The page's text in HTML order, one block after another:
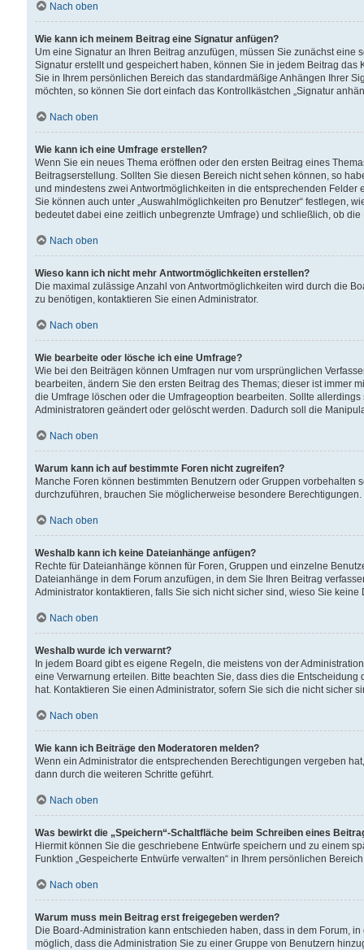
Nach oben
Wie kann ich meinem Beitrag eine Signatur anfügen?
Um eine Signatur an Ihren Beitrag anzufügen, müssen Sie zunächst
Signatur erstellt und gespeichert haben, können Sie in jedem Beitrag
Sie in Ihrem persönlichen Bereich das standardmäßige Anhängen Ihrer
möchten, so können Sie dort einfach das Kontrollkästchen „Signatur
Nach oben
Wie kann ich eine Umfrage erstellen?
Wenn Sie ein neues Thema eröffnen oder den ersten Beitrag eines
Beitragserstellung. Sollten Sie diesen Bereich nicht sehen können, so
und mindestens zwei Antwortmöglichkeiten in die entsprechenden
Sie können auch unter „Auswahlmöglichkeiten pro Benutzer“ festlegen,
bedeutet dabei eine zeitlich unbegrenzte Umfrage) und schließlich, ob
Nach oben
Wieso kann ich nicht mehr Antwortmöglichkeiten erstellen?
Die maximal zulässige Anzahl von Antwortmöglichkeiten wird durch die
zu benötigen, kontaktieren Sie einen Administrator.
Nach oben
Wie bearbeite oder lösche ich eine Umfrage?
Wie bei den Beiträgen können Umfragen nur vom ursprünglichen
bearbeiten, ändern Sie den ersten Beitrag des Themas; dieser ist immer
die Umfrage löschen oder die Umfrageoption bearbeiten. Sollte
Administratoren geändert oder gelöscht werden. Dadurch soll die
Nach oben
Warum kann ich auf bestimmte Foren nicht zugreifen?
Manche Foren können bestimmten Benutzern oder Gruppen
durchzuführen, brauchen Sie möglicherweise besondere
Nach oben
Weshalb kann ich keine Dateianhänge anfügen?
Rechte für Dateianhänge können für Foren, Gruppen und einzelne
Dateianhänge in dem Forum anzufügen, in dem Sie Ihren Beitrag
Administrator kontaktieren, falls Sie sich nicht sicher sind, wieso Sie
Nach oben
Weshalb wurde ich verwarnt?
In jedem Board gibt es eigene Regeln, die meistens von der
eine Verwarnung erteilen. Bitte beachten Sie, dass dies die
hat. Kontaktieren Sie einen Administrator, sofern Sie sich die nicht sicher
Nach oben
Wie kann ich Beiträge den Moderatoren melden?
Wenn ein Administrator die entsprechenden Berechtigungen vergeben
dann durch die weiteren Schritte geführt.
Nach oben
Was bewirkt die „Speichern“-Schaltfläche beim Schreiben eines
Hiermit können Sie die geschriebene Entwürfe speichern und zu einem
Funktion „Gespeicherte Entwürfe verwalten“ in Ihrem persönlichen
Nach oben
Warum muss mein Beitrag erst freigegeben werden?
Die Board-Administration kann entschieden haben, dass in dem Forum,
möglich, dass die Administration Sie zu einer Gruppe von Benutzern